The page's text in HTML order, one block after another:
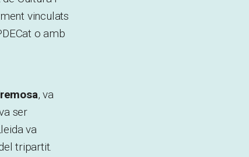
vinculats
o amb
, va
ser
va
tripartit.